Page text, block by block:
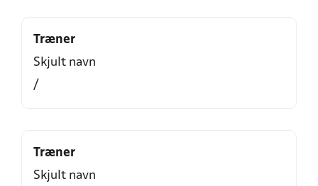
Træner
Skjult navn
/
Træner
Skjult navn